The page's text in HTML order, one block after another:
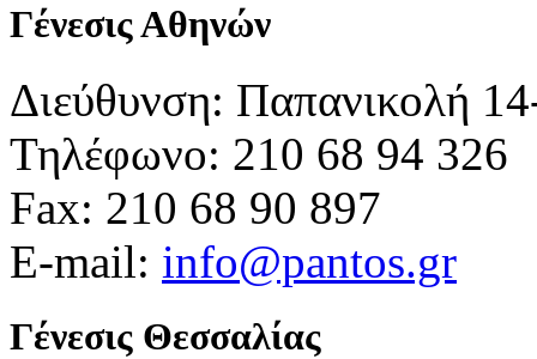
Γένεσις Αθηνών
Διεύθυνση: Παπανικολή
Τηλέφωνο: 210 68 94 326
Fax: 210 68 90 897
E-mail: info@pantos.gr
Γένεσις Θεσσαλίας